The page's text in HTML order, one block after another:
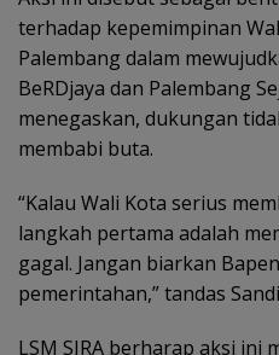
terhadap kepemimpinan
Palembang dalam
BeRDjaya dan Palembang
menegaskan, dukungan
membabi buta.
“Kalau Wali Kota serius
langkah pertama adalah
gagal. Jangan biarkan
pemerintahan,” tandas
LSM SIRA berharap aksi ini